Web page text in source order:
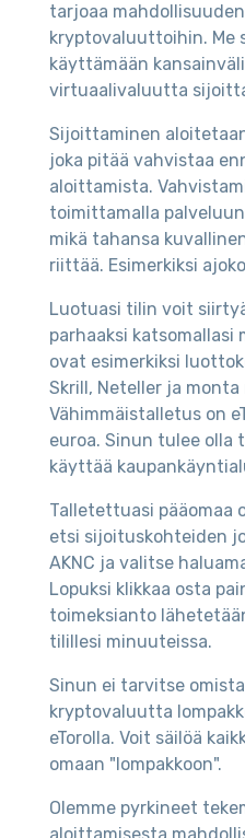
tarjoaa
kryptovaluuttoihin. Me
käyttämään
virtuaalivaluutta
Sijoittaminen
joka pitää vahvistaa
aloittamista.
toimittamalla
mikä tahansa
riittää. Esimerkiksi
Luotuasi tilin voit
parhaaksi katsomallasi
ovat esimerkiksi
Skrill, Neteller ja monta
Vähimmäistalletus on
euroa. Sinun tulee olla
käyttää
Talletettuasi pääomaa
etsi sijoituskohteiden
AKNC ja valitse
Lopuksi klikkaa osta
toimeksianto
tilillesi minuuteissa.
Sinun ei tarvitse
kryptovaluutta
eTorolla. Voit säilöä
omaan "lompakkoon".
Olemme pyrkineet